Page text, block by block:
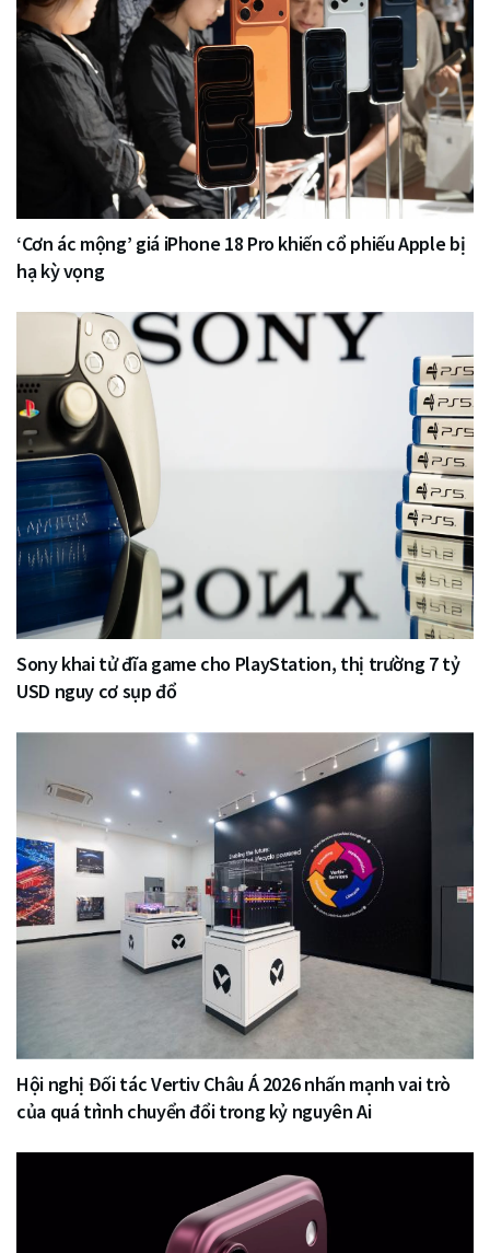
‘Cơn ác mộng’ giá iPhone 18 Pro khiến cổ phiếu Apple bị
hạ kỳ vọng
Sony khai tử đĩa game cho PlayStation, thị trường 7 tỷ
USD nguy cơ sụp đổ
Hội nghị Đối tác Vertiv Châu Á 2026 nhấn mạnh vai trò
của quá trình chuyển đổi trong kỷ nguyên Ai